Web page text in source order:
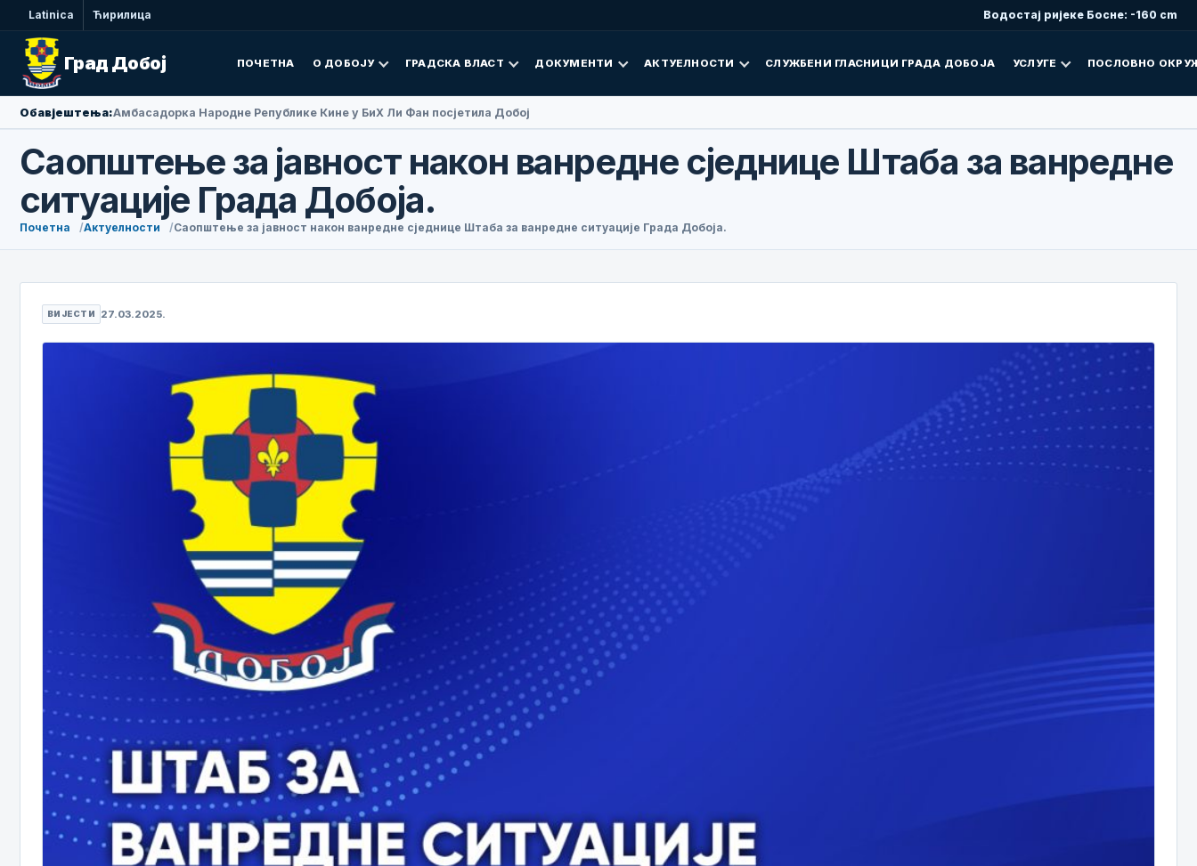
Latinica Ћирилица Водостај ријеке Босне: -160 cm
Град Добој ПОЧЕТНА О ДОБОЈУ ГРАДСКА ВЛАСТ ДОКУМЕНТИ АКТУЕЛНОСТИ СЛУЖБЕНИ ГЛАСНИЦИ ГРАДА ДОБОЈА УСЛУГЕ ПОСЛОВНО
Обавјештења:Амбасадорка Народне Републике Кине у БиХ Ли Фан посјетила Добој
Саопштење за јавност након ванредне сједнице Штаба за ванредне
ситуације Града Добоја.
Почетна Актуелности Саопштење за јавност након ванредне сједнице Штаба за ванредне ситуације Града Добоја.
ВИЈЕСТИ 27.03.2025.